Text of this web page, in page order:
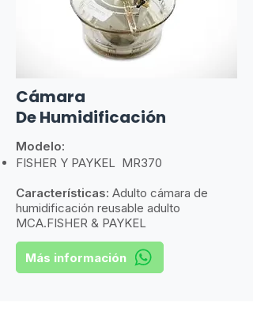
Cámara
DeHumidificación
Modelo:
FISHER Y PAYKEL MR370
Características: Adulto cámara de
humidificación reusable adulto
MCA.FISHER & PAYKEL
Más información